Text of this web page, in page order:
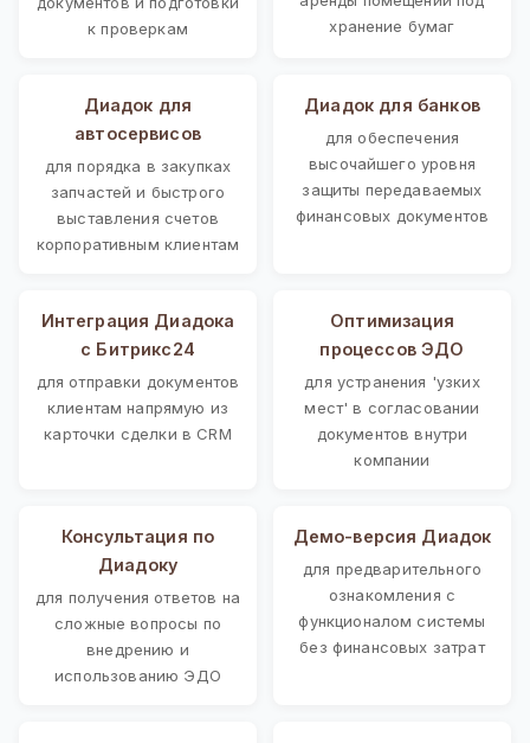
к проверкам
хранение бумаг
Диадок для
автосервисов
для порядка в закупках
запчастей и быстрого
выставления счетов
корпоративным клиентам
Диадок для банков
для обеспечения
высочайшего уровня
защиты передаваемых
финансовых документов
Интеграция Диадока
с Битрикс24
для отправки документов
клиентам напрямую из
карточки сделки в CRM
Оптимизация
процессов ЭДО
для устранения 'узких
мест' в согласовании
документов внутри
компании
Консультация по
Диадоку
для получения ответов на
сложные вопросы по
внедрению и
использованию ЭДО
Демо-версия Диадок
для предварительного
ознакомления с
функционалом системы
без финансовых затрат